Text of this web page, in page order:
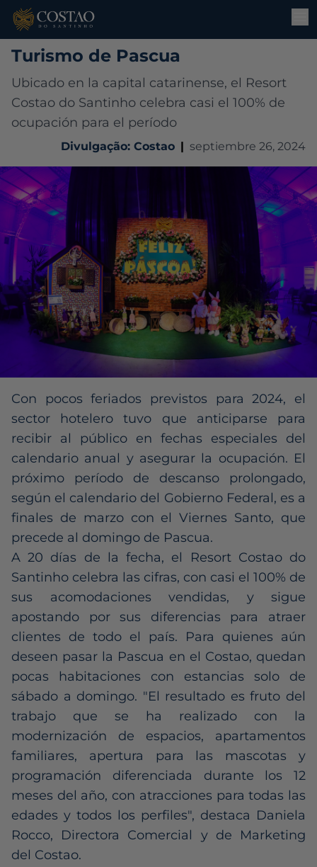
Turismo de Pascua
Ubicado en la capital catarinense, el Resort
Costao do Santinho celebra casi el 100% de
ocupación para el período
Divulgação: Costao | septiembre 26, 2024
Con pocos feriados previstos para 2024, el
sector hotelero tuvo que anticiparse para
recibir al público en fechas especiales del
calendario anual y asegurar la ocupación. El
próximo período de descanso prolongado,
según el calendario del Gobierno Federal, es a
finales de marzo con el Viernes Santo, que
precede al domingo de Pascua.
A 20 días de la fecha, el Resort Costao do
Santinho celebra las cifras, con casi el 100% de
sus acomodaciones vendidas, y sigue
apostando por sus diferencias para atraer
clientes de todo el país. Para quienes aún
deseen pasar la Pascua en el Costao, quedan
pocas habitaciones con estancias solo de
sábado a domingo. "El resultado es fruto del
trabajo que se ha realizado con la
modernización de espacios, apartamentos
familiares, apertura para las mascotas y
programación diferenciada durante los 12
meses del año, con atracciones para todas las
edades y todos los perfiles", destaca Daniela
Rocco, Directora Comercial y de Marketing
del Costao.